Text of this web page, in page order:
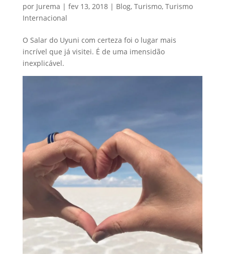
por Jurema | fev 13, 2018| Blog, Turismo, Turismo
Internacional
O Salar do Uyuni com certeza foi o lugar mais
incrível que já visitei. É de uma imensidão
inexplicável.